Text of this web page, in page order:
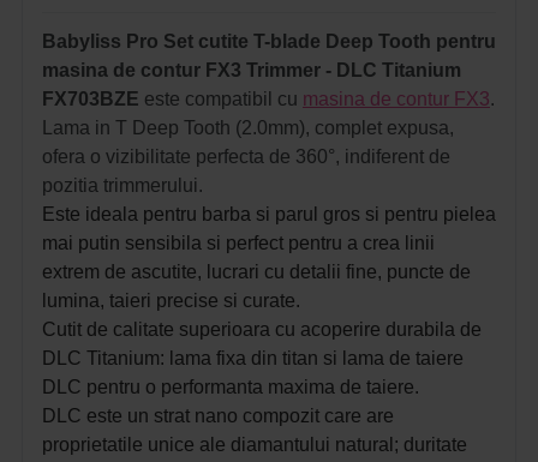
Babyliss Pro Set cutite T-blade Deep Tooth pentru
masina de contur FX3 Trimmer - DLC Titanium
FX703BZE este compatibil cu masina de contur FX3.
Lama in T Deep Tooth (2.0mm), complet expusa,
ofera o vizibilitate perfecta de 360°, indiferent de
pozitia trimmerului.
Este ideala pentru barba si parul gros si pentru pielea
mai putin sensibila si perfect pentru a crea linii
extrem de ascutite, lucrari cu detalii fine, puncte de
lumina, taieri precise si curate.
Cutit de calitate superioara cu acoperire durabila de
DLC Titanium: lama fixa din titan si lama de taiere
DLC pentru o performanta maxima de taiere.
DLC este un strat nano compozit care are
proprietatile unice ale diamantului natural; duritate